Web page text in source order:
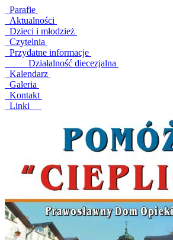
Parafie
Aktualności
Dzieci i młodzież
Czytelnia
Przydatne informacje
Działalność diecezjalna
Kalendarz
Galeria
Kontakt
Linki